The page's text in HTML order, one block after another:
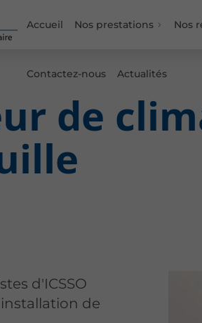
Accueil Nos prestations Nos
Contactez-nous Actualités
de
d'ICSSO
installation de